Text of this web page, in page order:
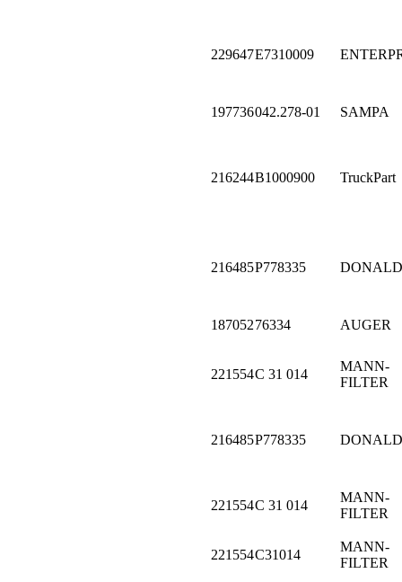
229647E7310009
197736042.278-01 SAMPA
216244B1000900 TruckPart
216485P778335
18705276334 AUGER
221554C 31 014
MANN-
FILTER
216485P778335
221554C 31 014
MANN-
FILTER
221554C31014
MANN-
FILTER